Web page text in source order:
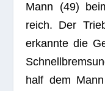
Mann (49)
reich. Der
erkannte die
half dem